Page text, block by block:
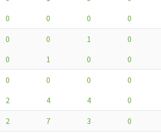
0 0 0 0
0 0 1 0
0 1 0 0
0 0 0 0
2 4 4 0
2 7 3 0